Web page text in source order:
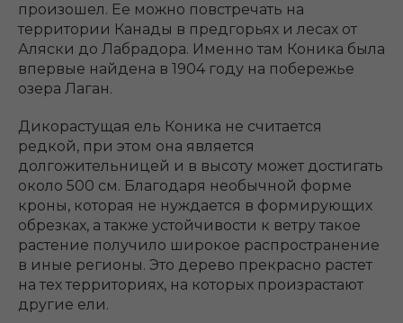
произошел. Ее можно повстречать на
территории Канады в предгорьях и лесах от
Аляски до Лабрадора. Именно там Коника была
впервые найдена в 1904 году на побережье
озера Лаган.
Дикорастущая ель Коника не считается
редкой, при этом она является
долгожительницей и в высоту может достигать
около 500 см. Благодаря необычной форме
кроны, которая не нуждается в формирующих
обрезках, а также устойчивости к ветру такое
растение получило широкое распространение
в иные регионы. Это дерево прекрасно растет
на тех территориях, на которых произрастают
другие ели.